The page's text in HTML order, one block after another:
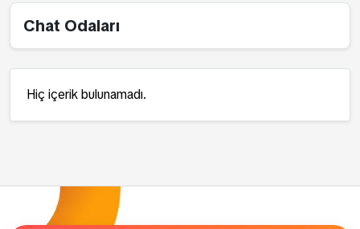
Chat Odaları
Hiç içerik bulunamadı.